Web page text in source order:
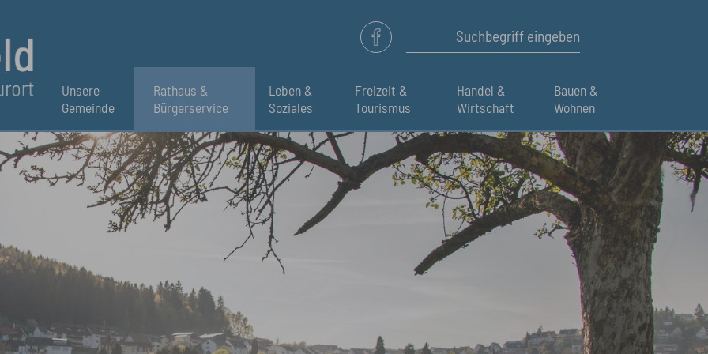
Unsere
Gemeinde
Rathaus &
Bürgerservice
Leben &
Soziales
Freizeit &
Tourismus
Handel &
Wirtschaft
Bauen &
Wohnen